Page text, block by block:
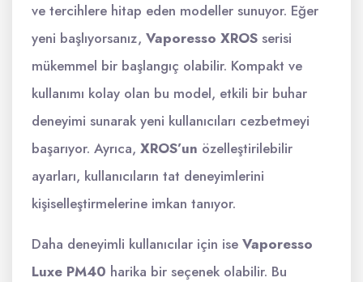
ve tercihlere hitap eden modeller sunuyor. Eğer
yeni başlıyorsanız, Vaporesso XROS serisi
mükemmel bir başlangıç olabilir. Kompakt ve
kullanımı kolay olan bu model, etkili bir buhar
deneyimi sunarak yeni kullanıcıları cezbetmeyi
başarıyor. Ayrıca, XROS’un özelleştirilebilir
ayarları, kullanıcıların tat deneyimlerini
kişiselleştirmelerine imkan tanıyor.
Daha deneyimli kullanıcılar için ise Vaporesso
Luxe PM40 harika bir seçenek olabilir. Bu